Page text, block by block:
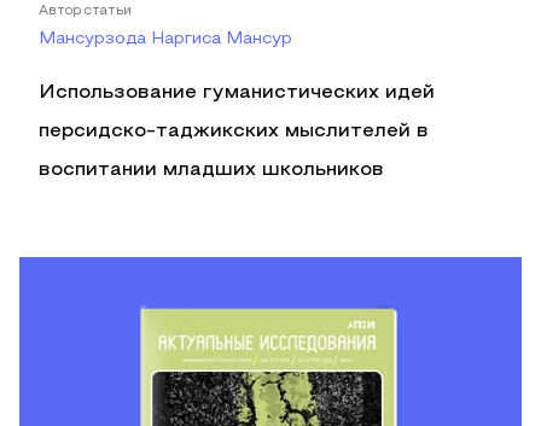
Автор статьи
Мансурзода Наргиса Мансур
Использование гуманистических идей
персидско-таджикских мыслителей в
воспитании младших школьников